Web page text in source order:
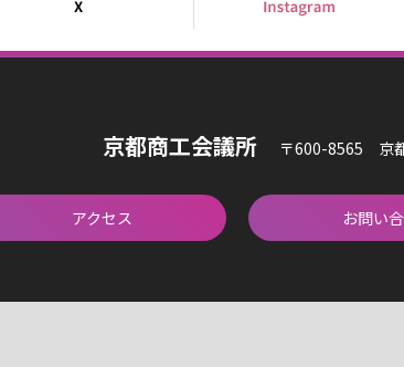
京都商工会議所 〒600-8565 京
アクセス お問い